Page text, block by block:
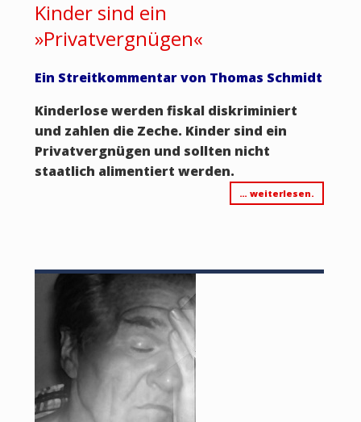
Kinder sind ein
»Privatvergnügen«
Ein Streitkommentar von Thomas Schmidt
Kinderlose werden fiskal diskriminiert
und zahlen die Zeche. Kinder sind ein
Privatvergnügen und sollten nicht
staatlich alimentiert werden.
… weiterlesen.